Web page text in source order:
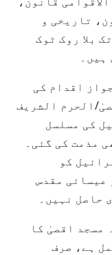
تاریخی و
بلا روک ٹوک
ہیں۔
اقدام کی
الحرم الشریف
کی مسلسل
مذمت کی گئی۔
کو
عیسائی مقدس
حاصل نہیں۔
مسجد اقصیٰ کا
پر مشتمل ہے، صرف